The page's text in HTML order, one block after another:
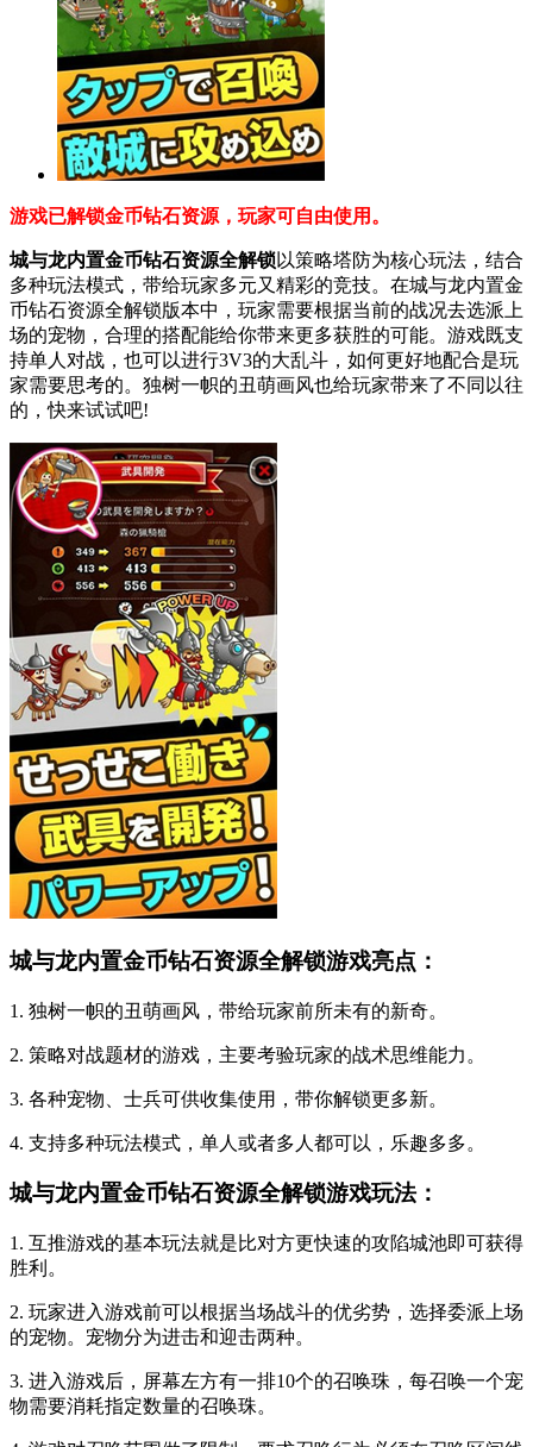
游戏已解锁金币钻石资源，玩家可自由使用。
城与龙内置金币钻石资源全解锁以策略塔防为核心玩法，结合
多种玩法模式，带给玩家多元又精彩的竞技。在城与龙内置金
币钻石资源全解锁版本中，玩家需要根据当前的战况去选派上
场的宠物，合理的搭配能给你带来更多获胜的可能。游戏既支
持单人对战，也可以进行3V3的大乱斗，如何更好地配合是玩
家需要思考的。独树一帜的丑萌画风也给玩家带来了不同以往
的，快来试试吧!
城与龙内置金币钻石资源全解锁游戏亮点：
1. 独树一帜的丑萌画风，带给玩家前所未有的新奇。
2. 策略对战题材的游戏，主要考验玩家的战术思维能力。
3. 各种宠物、士兵可供收集使用，带你解锁更多新。
4. 支持多种玩法模式，单人或者多人都可以，乐趣多多。
城与龙内置金币钻石资源全解锁游戏玩法：
1. 互推游戏的基本玩法就是比对方更快速的攻陷城池即可获得
胜利。
2. 玩家进入游戏前可以根据当场战斗的优劣势，选择委派上场
的宠物。宠物分为进击和迎击两种。
3. 进入游戏后，屏幕左方有一排10个的召唤珠，每召唤一个宠
物需要消耗指定数量的召唤珠。